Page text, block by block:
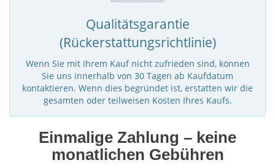
Qualitätsgarantie
(Rückerstattungsrichtlinie)
Wenn Sie mit Ihrem Kauf nicht zufrieden sind, können
Sie uns innerhalb von 30 Tagen ab Kaufdatum
kontaktieren. Wenn dies begründet ist, erstatten wir die
gesamten oder teilweisen Kosten Ihres Kaufs.
Einmalige Zahlung – keine
monatlichen Gebühren